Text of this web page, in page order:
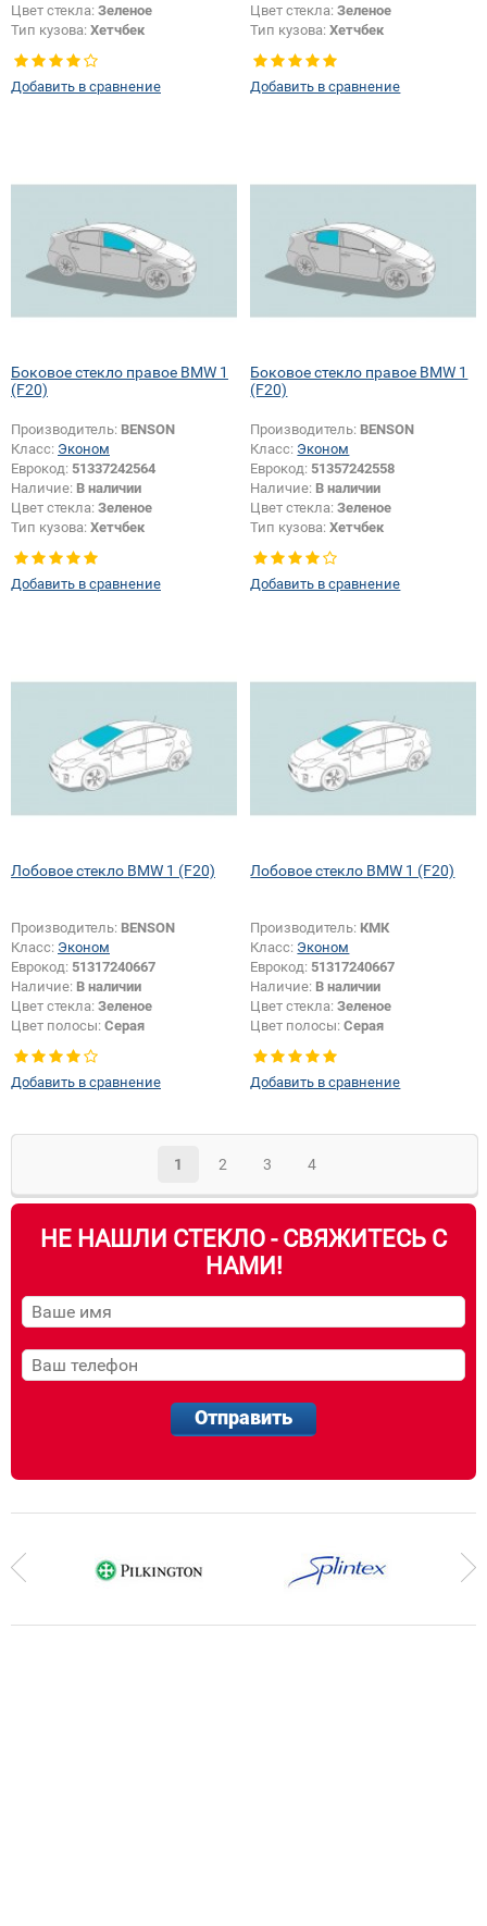
Цвет стекла: Зеленое
Тип кузова: Хетчбек
Добавить в сравнение
Цвет стекла:Зеленое
Тип кузова:Хетчбек
Добавить в сравнение
Боковое стекло правое BMW 1
(F20)
Производитель: BENSON
Класс: Эконом
Еврокод: 51337242564
Наличие: В наличии
Цвет стекла: Зеленое
Тип кузова: Хетчбек
Тип стекла: Боковое стекло
правое
Добавить в сравнение
Боковое стекло правое BMW 1
(F20)
Производитель: BENSON
Класс: Эконом
Еврокод: 51357242558
Наличие: В наличии
Цвет стекла:Зеленое
Тип кузова:Хетчбек
Тип стекла:Боковое стекло
правое
Добавить в сравнение
Лобовое стекло BMW 1 (F20)
Производитель: BENSON
Класс: Эконом
Еврокод: 51317240667
Наличие: В наличии
Цвет стекла: Зеленое
Цвет полосы: Серая
Изменение крепления зеркала +
шелкографии:Да
Добавить в сравнение
Лобовое стекло BMW 1 (F20)
Производитель: КМК
Класс: Эконом
Еврокод: 51317240667
Наличие: В наличии
Цвет стекла:Зеленое
Цвет полосы:Серая
Изменение крепления зеркала +
шелкографии:Да
Добавить в сравнение
1 2 3 4
НЕ НАШЛИ СТЕКЛО - СВЯЖИТЕСЬ С
НАМИ!
Отправить